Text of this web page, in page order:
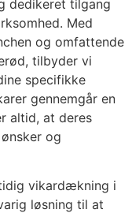
dedikeret tilgang
Med
og omfattende
tilbyder vi
specifikke
gennemgår en
altid, at deres
og
vikardækning i
løsning til at